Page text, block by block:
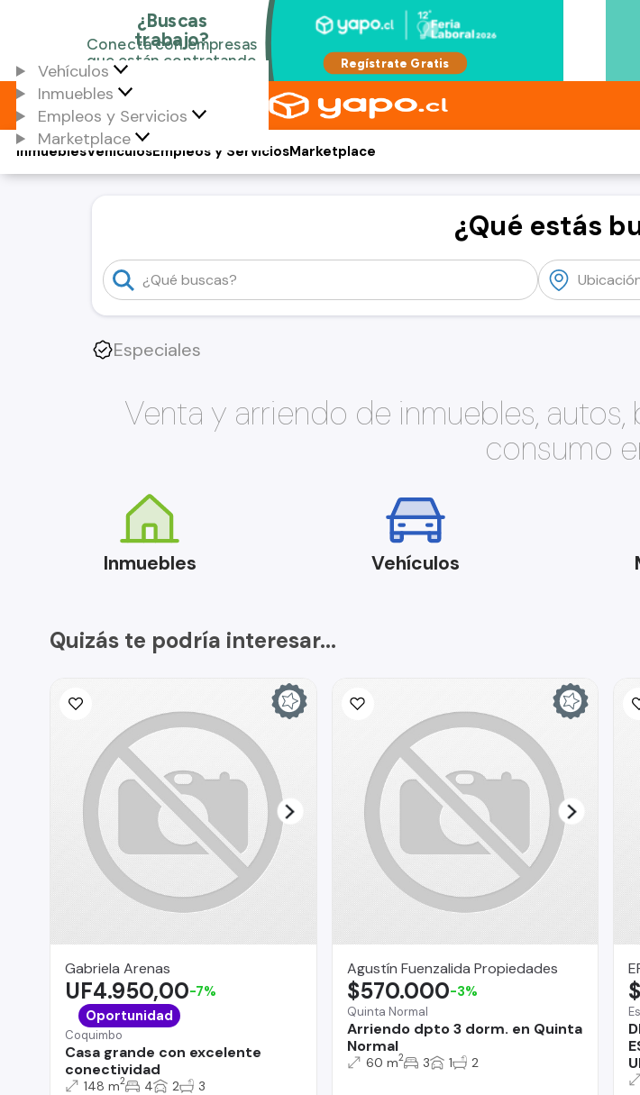
Vehículos
Inmuebles
Empleos y Servicios
Marketplace
Vehículos
Inmuebles Empleos y ServiciosMarketplace
¿Qué estás
Especiales
Venta y arriendo de inmuebles,
consumo
Inmuebles Vehículos
Quizás te podría interesar...
Gabriela Arenas
Coquimbo
Casa grande con excelente
conectividad
UF4.950,00-7%
Oportunidad
148 m2 4 2 3
Agustín Fuenzalida Propiedades
Quinta Normal
Arriendo dpto 3 dorm. en Quinta
Normal
$570.000-3%
60 m2 3 1 2